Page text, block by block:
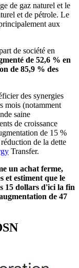
de gaz naturel et le
et de pétrole. Le
aux
de société en
de 52,6 % en
de 85,9 % des
des synergies
mois (notamment
saine
de croissance
de 15 %
de la dette
Transfer.
un achat ferme,
et estiment que le
15 dollars d'ici la fin
de 47